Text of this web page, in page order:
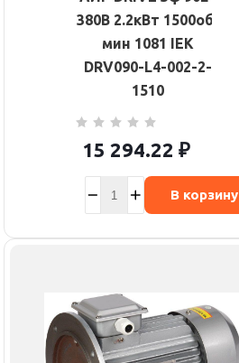
380В 2.2кВт 1500об/
мин 1081 IEK
DRV090-L4-002-2-
1510
15 294.22 ₽
В корзину